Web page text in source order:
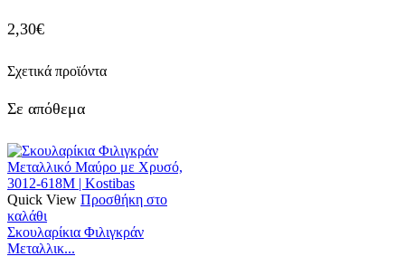
2,30€
Σχετικά προϊόντα
Σε απόθεμα
Quick View Προσθήκη στο
καλάθι
Σκουλαρίκια Φιλιγκράν
Μεταλλικ...